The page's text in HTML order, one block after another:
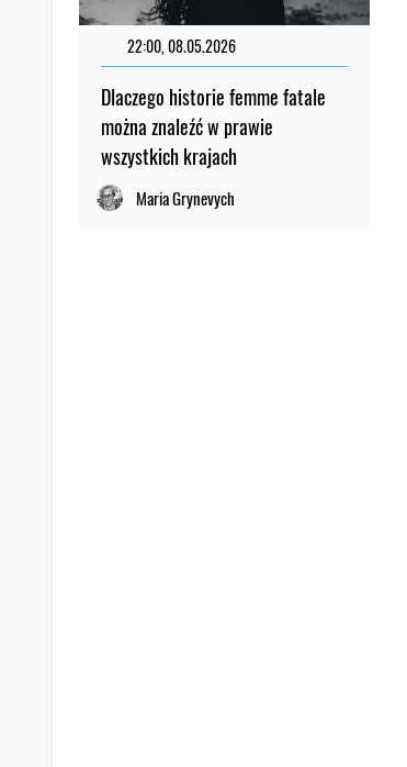
22:00, 08.05.2026
Dlaczego historie femme fatale
można znaleźć w prawie
wszystkich krajach
Maria Grynevych